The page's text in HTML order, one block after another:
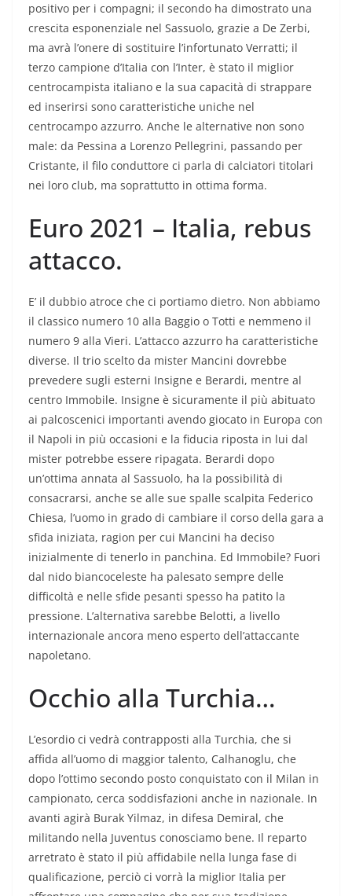
positivo per i compagni; il secondo ha dimostrato una
crescita esponenziale nel Sassuolo, grazie a De Zerbi,
ma avrà l’onere di sostituire l’infortunato Verratti; il
terzo campione d’Italia con l’Inter, è stato il miglior
centrocampista italiano e la sua capacità di strappare
ed inserirsi sono caratteristiche uniche nel
centrocampo azzurro. Anche le alternative non sono
male: da Pessina a Lorenzo Pellegrini, passando per
Cristante, il filo conduttore ci parla di calciatori titolari
nei loro club, ma soprattutto in ottima forma.
Euro 2021 – Italia, rebus
attacco.
E’ il dubbio atroce che ci portiamo dietro. Non abbiamo
il classico numero 10 alla Baggio o Totti e nemmeno il
numero 9 alla Vieri. L’attacco azzurro ha caratteristiche
diverse. Il trio scelto da mister Mancini dovrebbe
prevedere sugli esterni Insigne e Berardi, mentre al
centro Immobile. Insigne è sicuramente il più abituato
ai palcoscenici importanti avendo giocato in Europa con
il Napoli in più occasioni e la fiducia riposta in lui dal
mister potrebbe essere ripagata. Berardi dopo
un’ottima annata al Sassuolo, ha la possibilità di
consacrarsi, anche se alle sue spalle scalpita Federico
Chiesa, l’uomo in grado di cambiare il corso della gara a
sfida iniziata, ragion per cui Mancini ha deciso
inizialmente di tenerlo in panchina. Ed Immobile? Fuori
dal nido biancoceleste ha palesato sempre delle
difficoltà e nelle sfide pesanti spesso ha patito la
pressione. L’alternativa sarebbe Belotti, a livello
internazionale ancora meno esperto dell’attaccante
napoletano.
Occhio alla Turchia…
L’esordio ci vedrà contrapposti alla Turchia, che si
affida all’uomo di maggior talento, Calhanoglu, che
dopo l’ottimo secondo posto conquistato con il Milan in
campionato, cerca soddisfazioni anche in nazionale. In
avanti agirà Burak Yilmaz, in difesa Demiral, che
militando nella Juventus conosciamo bene. Il reparto
arretrato è stato il più affidabile nella lunga fase di
qualificazione, perciò ci vorrà la miglior Italia per